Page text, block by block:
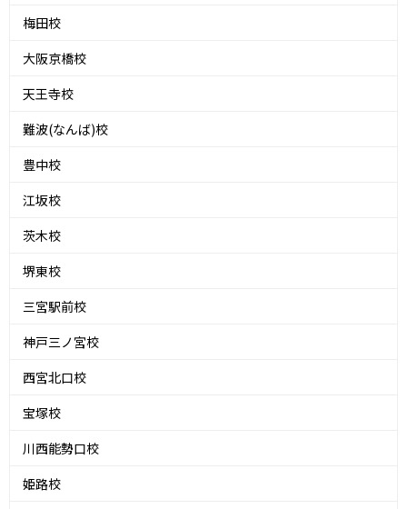
梅田校
大阪京橋校
天王寺校
難波(なんば)校
豊中校
江坂校
茨木校
堺東校
三宮駅前校
神戸三ノ宮校
西宮北口校
宝塚校
川西能勢口校
姫路校